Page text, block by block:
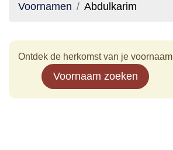
Voornamen Abdulkarim
Ontdek de herkomst van je voornaam
Voornaam zoeken